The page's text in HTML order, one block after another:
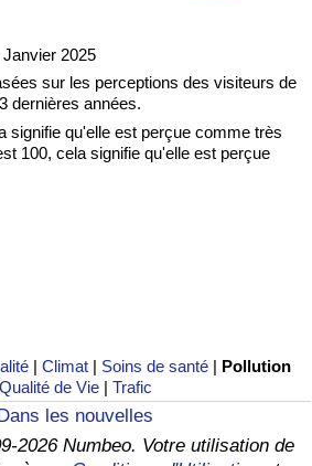
2025
sur les perceptions des visiteurs de
dernières années.
signifie qu'elle est perçue comme très
100, cela signifie qu'elle est perçue
|Climat | Soins de santé | Pollution
Qualité de Vie |Trafic
Dans les nouvelles
2026 Numbeo. Votre utilisation de
Pays